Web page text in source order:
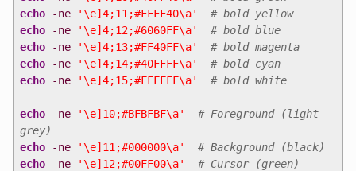
echo
-ne '\e]4;11;#FFFF40\a'
# bold yellow
echo
-ne '\e]4;12;#6060FF\a'
# bold blue
echo
-ne '\e]4;13;#FF40FF\a'
# bold magenta
echo
-ne '\e]4;14;#40FFFF\a'
# bold cyan
echo
-ne '\e]4;15;#FFFFFF\a' # bold white
echo -ne '\e]10;#BFBFBF\a'
# Foreground (light
grey)
echo
-ne '\e]11;#000000\a'
# Background (black)
echo
-ne '\e]12;#00FF00\a' # Cursor (green)